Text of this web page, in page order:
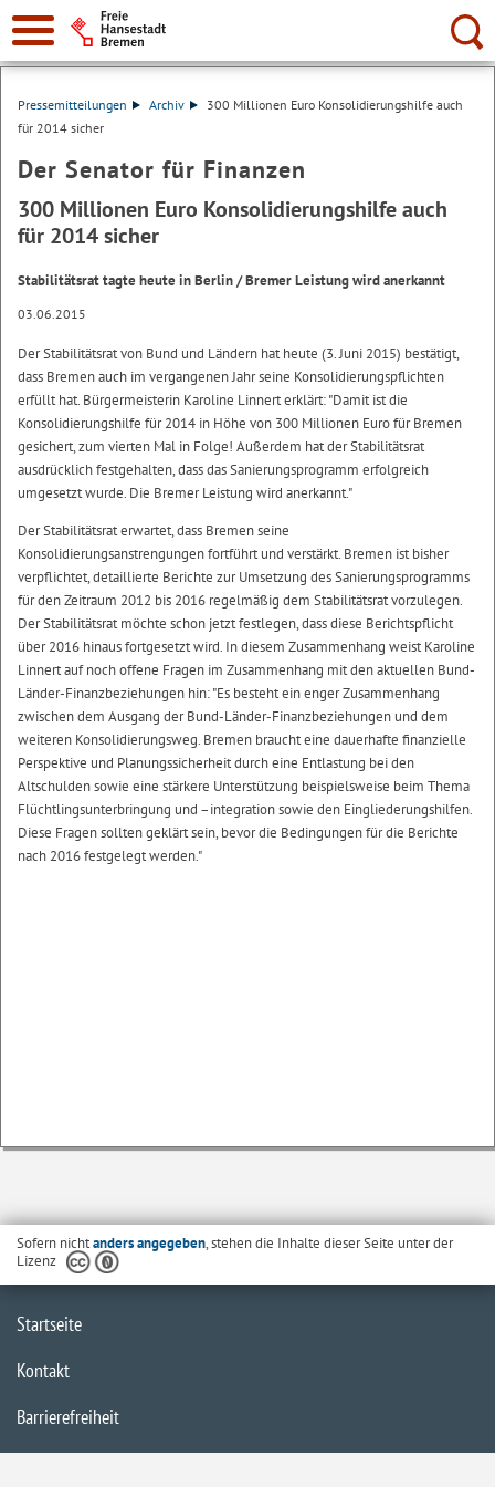
Suche:
Pressemitteilungen Archiv
300 Millionen Euro Konsolidierungshilfe auch
für 2014 sicher
Der Senator für Finanzen
300 Millionen Euro Konsolidierungshilfe auch
für 2014 sicher
Stabilitätsrat tagte heute in Berlin / Bremer Leistung wird anerkannt
03.06.2015
Der Stabilitätsrat von Bund und Ländern hat heute (3. Juni 2015) bestätigt,
dass Bremen auch im vergangenen Jahr seine Konsolidierungspflichten
erfüllt hat. Bürgermeisterin Karoline Linnert erklärt: "Damit ist die
Konsolidierungshilfe für 2014 in Höhe von 300 Millionen Euro für Bremen
gesichert, zum vierten Mal in Folge! Außerdem hat der Stabilitätsrat
ausdrücklich festgehalten, dass das Sanierungsprogramm erfolgreich
umgesetzt wurde. Die Bremer Leistung wird anerkannt."
Der Stabilitätsrat erwartet, dass Bremen seine
Konsolidierungsanstrengungen fortführt und verstärkt. Bremen ist bisher
verpflichtet, detaillierte Berichte zur Umsetzung des Sanierungsprogramms
für den Zeitraum 2012 bis 2016 regelmäßig dem Stabilitätsrat vorzulegen.
Der Stabilitätsrat möchte schon jetzt festlegen, dass diese Berichtspflicht
über 2016 hinaus fortgesetzt wird. In diesem Zusammenhang weist Karoline
Linnert auf noch offene Fragen im Zusammenhang mit den aktuellen Bund-
Länder-Finanzbeziehungen hin: "Es besteht ein enger Zusammenhang
zwischen dem Ausgang der Bund-Länder-Finanzbeziehungen und dem
weiteren Konsolidierungsweg. Bremen braucht eine dauerhafte finanzielle
Perspektive und Planungssicherheit durch eine Entlastung bei den
Altschulden sowie eine stärkere Unterstützung beispielsweise beim Thema
Flüchtlingsunterbringung und –integration sowie den Eingliederungshilfen.
Diese Fragen sollten geklärt sein, bevor die Bedingungen für die Berichte
nach 2016 festgelegt werden."
Sofern nichtanders angegeben, stehen die Inhalte dieser Seite unter der
Lizenz
Startseite
Kontakt
Barrierefreiheit